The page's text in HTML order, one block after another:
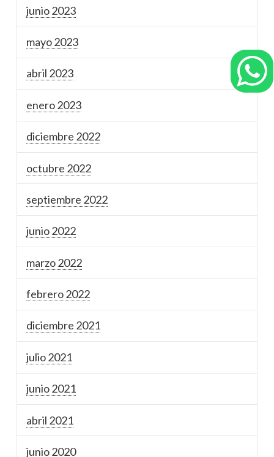
junio 2023
mayo 2023
abril 2023
enero 2023
diciembre 2022
octubre 2022
septiembre 2022
junio 2022
marzo 2022
febrero 2022
diciembre 2021
julio 2021
junio 2021
abril 2021
junio 2020